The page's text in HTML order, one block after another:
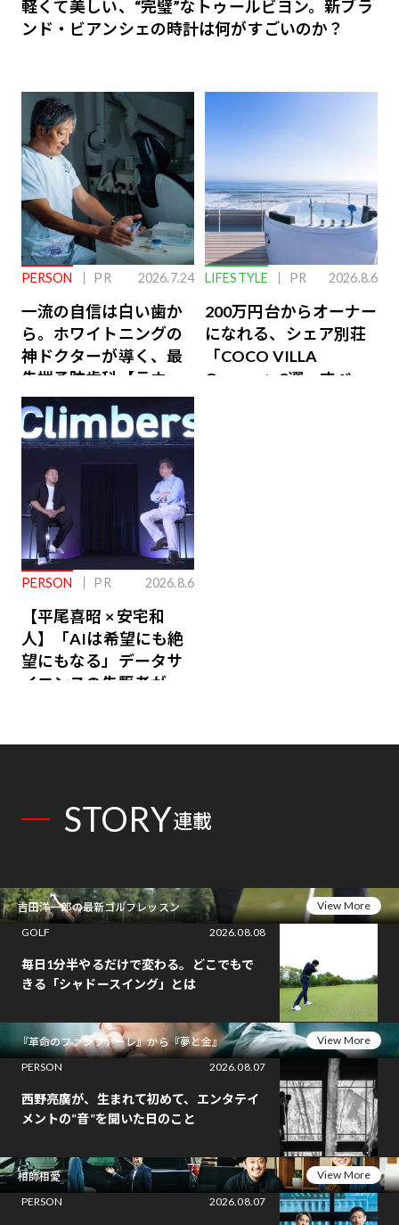
軽くて美しい、“完璧”なトゥールビヨン。新ブラ
ンド・ビアンシェの時計は何がすごいのか？
PERSON PR 2026.7.24
一流の自信は白い歯か
ら。ホワイトニングの
神ドクターが導く、最
先端予防歯科【ラウン
ジ会員特典あり】
LIFESTYLE PR 2026.8.6
200万円台からオーナー
になれる、シェア別荘
「COCO VILLA
Owners」3選。すべて
PERSON PR 2026.8.6
【平尾喜昭 × 安宅和
人】「AIは希望にも絶
望にもなる」データサ
イエンスの先駆者が語
STORY連載
吉田洋一郎の最新ゴルフレッスン
View More
GOLF
2026.08.08
毎日1分半やるだけで変わる。どこでもで
きる「シャドースイング」とは
『革命のファンファーレ』から『夢と金』
View More
PERSON
2026.08.07
西野亮廣が、生まれて初めて、エンタテイ
メントの“音”を聞いた日のこと
相師相愛
View More
PERSON
2026.08.07